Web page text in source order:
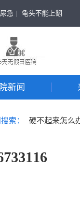
急 | 龟头不能上翻
新闻
索： 硬不起来怎么